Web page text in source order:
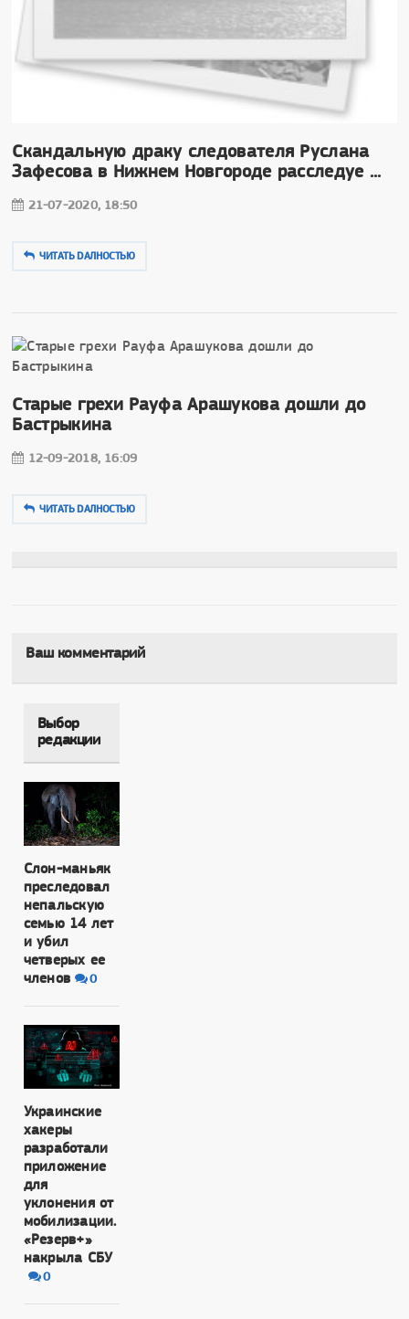
Скандальную драку следователя Руслана
Зафесова в Нижнем Новгороде расследуе ...
21-07-2020, 18:50
ЧИТАТЬ DAЛНОСТЬЮ
Старые грехи Рауфа Арашукова дошли до
Бастрыкина
12-09-2018, 16:09
ЧИТАТЬ DAЛНОСТЬЮ
Ваш комментарий
Выбор
редакции
Слон-маньяк
преследовал
непальскую
семью 14 лет
и убил
четверых ее
членов
0
Украинские
хакеры
разработали
приложение
для
уклонения от
мобилизации.
«Резерв+»
накрыла СБУ
0